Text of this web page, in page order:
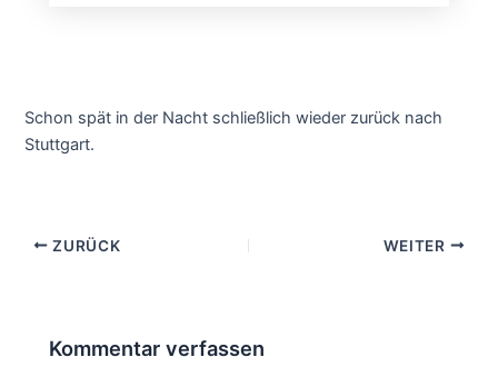
Schon spät in der Nacht schließlich wieder zurück nach
Stuttgart.
ZURÜCK WEITER
Kommentar verfassen